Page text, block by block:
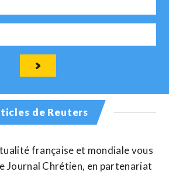
de Reuters
française et mondiale vous
Journal Chrétien, en partenariat